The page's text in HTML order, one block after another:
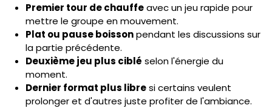
Premier tour de chauffeavec un jeu rapide pour
mettre le groupe en mouvement.
Plat ou pause boissonpendant les discussions sur
la partie précédente.
Deuxième jeu plus ciblé selon l'énergie du
moment.
Dernier format plus libresi certains veulent
prolonger et d'autres juste profiter de l'ambiance.